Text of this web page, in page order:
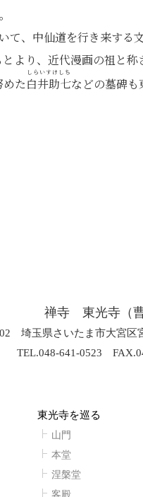
て、中仙道を行き来する
より、近代漫画の祖と称
た白井助七
しらいすけしち
などの墓碑も
禅寺 東光寺（曹
埼玉県さいたま市大宮区
TEL.048-641-0523
東光寺を巡る
山門
本堂
涅槃堂
客殿